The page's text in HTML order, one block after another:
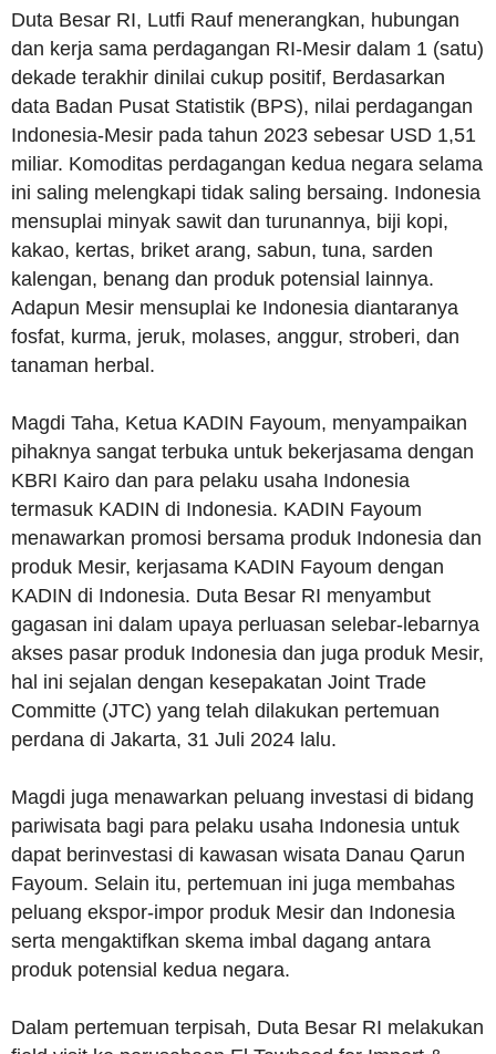
Duta Besar RI, Lutfi Rauf menerangkan, hubungan
dan kerja sama perdagangan RI-Mesir dalam 1 (satu)
dekade terakhir dinilai cukup positif, Berdasarkan
data Badan Pusat Statistik (BPS), nilai perdagangan
Indonesia-Mesir pada tahun 2023 sebesar USD 1,51
miliar. Komoditas perdagangan kedua negara selama
ini saling melengkapi tidak saling bersaing. Indonesia
mensuplai minyak sawit dan turunannya, biji kopi,
kakao, kertas, briket arang, sabun, tuna, sarden
kalengan, benang dan produk potensial lainnya.
Adapun Mesir mensuplai ke Indonesia diantaranya
fosfat, kurma, jeruk, molases, anggur, stroberi, dan
tanaman herbal.
Magdi Taha, Ketua KADIN Fayoum, menyampaikan
pihaknya sangat terbuka untuk bekerjasama dengan
KBRI Kairo dan para pelaku usaha Indonesia
termasuk KADIN di Indonesia. KADIN Fayoum
menawarkan promosi bersama produk Indonesia dan
produk Mesir, kerjasama KADIN Fayoum dengan
KADIN di Indonesia. Duta Besar RI menyambut
gagasan ini dalam upaya perluasan selebar-lebarnya
akses pasar produk Indonesia dan juga produk Mesir,
hal ini sejalan dengan kesepakatan Joint Trade
Committe (JTC) yang telah dilakukan pertemuan
perdana di Jakarta, 31 Juli 2024 lalu.
Magdi juga menawarkan peluang investasi di bidang
pariwisata bagi para pelaku usaha Indonesia untuk
dapat berinvestasi di kawasan wisata Danau Qarun
Fayoum. Selain itu, pertemuan ini juga membahas
peluang ekspor-impor produk Mesir dan Indonesia
serta mengaktifkan skema imbal dagang antara
produk potensial kedua negara.
Dalam pertemuan terpisah, Duta Besar RI melakukan